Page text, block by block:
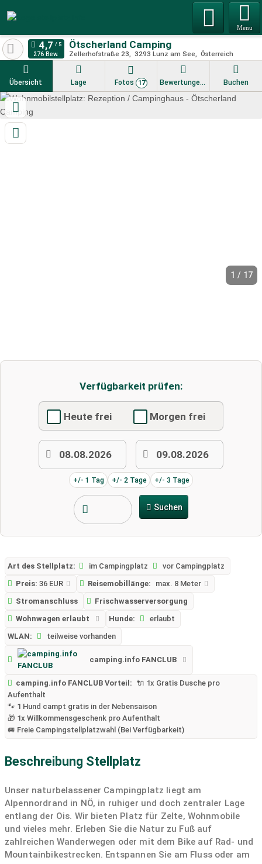
Menu
Ötscherland Camping
Zellerhofstraße 23 3293 Lunz am See Österreich
276 Bew.
Übersicht Lage Fotos 17 Bewertungen Buchen
1 / 17
Verfügbarkeit prüfen:
Heute frei Morgen frei
+/- 1 Tag +/- 2 Tage +/- 3 Tage
Suchen
Art des Stellplatz: im Campingplatz
vor Campingplatz
Preis: 36 EUR Reisemobillänge:
max. 8 Meter
Stromanschluss
Frischwasserversorgung
Wohnwagen erlaubt
Hunde:
erlaubt
WLAN:
teilweise vorhanden
camping.info FANCLUB
camping.info FANCLUB Vorteil:
🔌 1x Gratis Dusche pro
Aufenthalt
🐾 1 Hund campt gratis in der Nebensaison
🎁 1x Willkommensgeschenk pro Aufenthalt
🚐 Freie Campingstellplatzwahl (Bei Verfügbarkeit)
Beschreibung Stellplatz
Unser naturbelassener Campingplatz liegt am
Alpennordrand in NÖ, in ruhiger und doch zentraler Lage
entlang der Ois. Wir bieten Platz für Zelte, Wohnmobile
und vieles mehr. Erleben Sie die Natur zu Fuß auf
zahlreichen Wanderwegen oder mit dem Bike auf Rad- und
Mountainbikestrecken. Entspannen Sie am Fluss oder am